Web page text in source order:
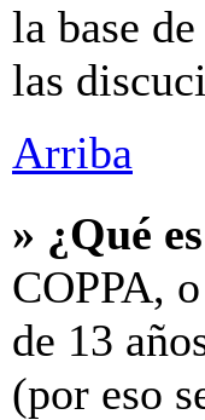
la base
las
Arriba
» ¿Qué
COPPA,
de 13
(por eso